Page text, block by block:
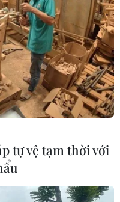
tự vệ tạm thời với